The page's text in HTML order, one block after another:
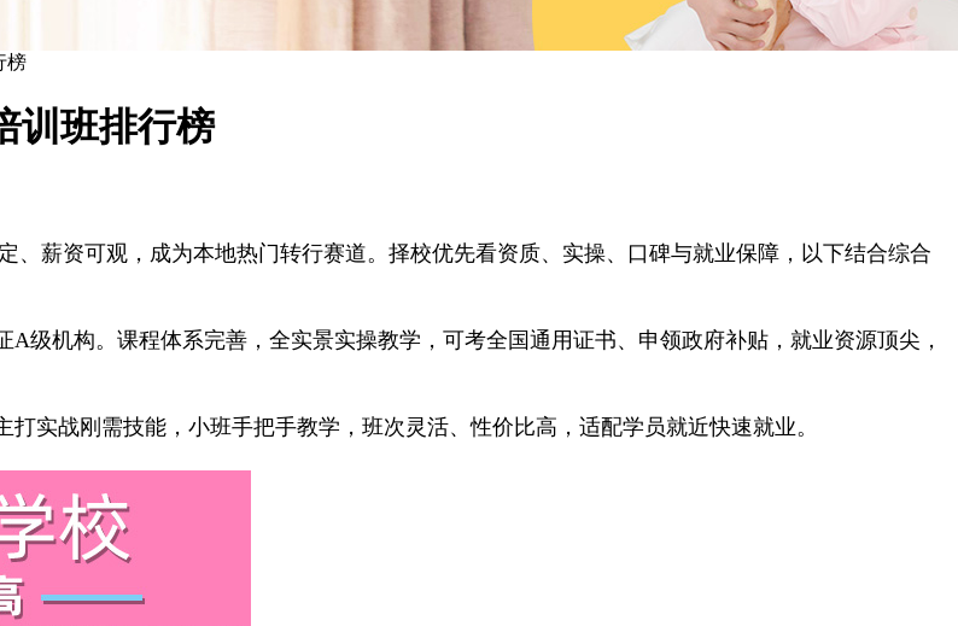
榜
训班排行榜
薪资可观，成为本地热门转行赛道。择校优先看资质、实操、口碑与就业保障，以下结合综合
机构。课程体系完善，全实景实操教学，可考全国通用证书、申领政府补贴，就业资源顶尖，
战刚需技能，小班手把手教学，班次灵活、性价比高，适配学员就近快速就业。